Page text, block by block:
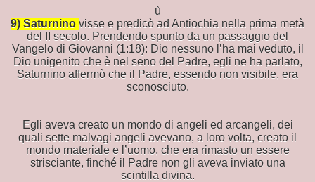
ù
9) Saturnino visse e predicò ad Antiochia nella prima metà
del II secolo. Prendendo spunto da un passaggio del
Vangelo di Giovanni (1:18): Dio nessuno l’ha mai veduto, il
Dio unigenito che è nel seno del Padre, egli ne ha parlato,
Saturnino affermò che il Padre, essendo non visibile, era
sconosciuto.
Egli aveva creato un mondo di angeli ed arcangeli, dei
quali sette malvagi angeli avevano, a loro volta, creato il
mondo materiale e l’uomo, che era rimasto un essere
strisciante, finché il Padre non gli aveva inviato una
scintilla divina.
TG